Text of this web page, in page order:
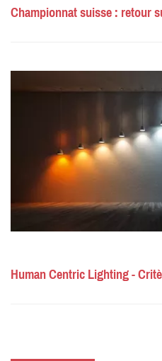
Championnat suisse : retour
Human Centric Lighting -